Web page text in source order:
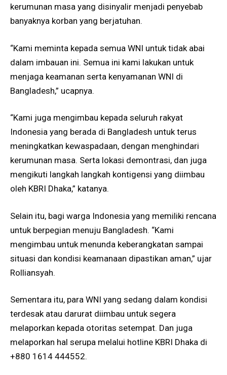
kerumunan masa yang disinyalir menjadi penyebab
banyaknya korban yang berjatuhan.
“Kami meminta kepada semua WNI untuk tidak abai
dalam imbauan ini. Semua ini kami lakukan untuk
menjaga keamanan serta kenyamanan WNI di
Bangladesh,” ucapnya.
“Kami juga mengimbau kepada seluruh rakyat
Indonesia yang berada di Bangladesh untuk terus
meningkatkan kewaspadaan, dengan menghindari
kerumunan masa. Serta lokasi demontrasi, dan juga
mengikuti langkah langkah kontigensi yang diimbau
oleh KBRI Dhaka,” katanya.
Selain itu, bagi warga Indonesia yang memiliki rencana
untuk berpegian menuju Bangladesh. “Kami
mengimbau untuk menunda keberangkatan sampai
situasi dan kondisi keamanaan dipastikan aman,” ujar
Rolliansyah.
Sementara itu, para WNI yang sedang dalam kondisi
terdesak atau darurat diimbau untuk segera
melaporkan kepada otoritas setempat. Dan juga
melaporkan hal serupa melalui hotline KBRI Dhaka di
+880 1614 444552.